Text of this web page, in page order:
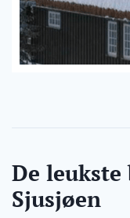
De leukste
Sjusjøen